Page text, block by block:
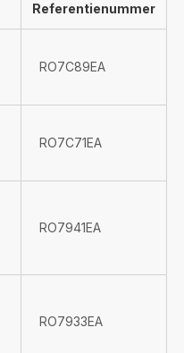
Referentienummer
RO7C89EA
RO7C71EA
RO7941EA
RO7933EA